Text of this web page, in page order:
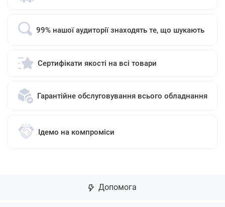
99% нашої аудиторії знаходять те, що шукають
Сертифікати якості на всі товари
Гарантійне обслуговування всього обладнання
Ідемо на компроміси
Допомога